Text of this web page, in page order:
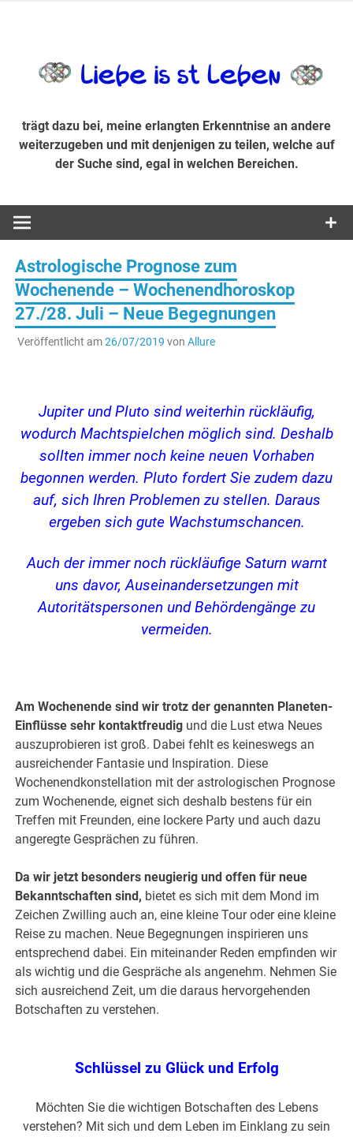
Suche sind, egal in welchen Bereichen.
trägt dazu bei, meine erlangten Erkenntnise an andere
weiterzugeben und mit denjenigen zu teilen, welche auf
der Suche sind, egal in welchen Bereichen.
Astrologische Prognose zum
Wochenende – Wochenendhoroskop
27./28. Juli – Neue Begegnungen
Veröffentlicht am26/07/2019 von Allure
Jupiter und Pluto sind weiterhin rückläufig,
wodurch Machtspielchen möglich sind. Deshalb
sollten immer noch keine neuen Vorhaben
begonnen werden. Pluto fordert Sie zudem dazu
auf, sich Ihren Problemen zu stellen. Daraus
ergeben sich gute Wachstumschancen.
Auch der immer noch rückläufige Saturn warnt
uns davor, Auseinandersetzungen mit
Autoritätspersonen und Behördengänge zu
vermeiden.
Am Wochenende sind wir trotz der genannten Planeten-
Einflüsse sehr kontaktfreudig und die Lust etwa Neues
auszuprobieren ist groß. Dabei fehlt es keineswegs an
ausreichender Fantasie und Inspiration. Diese
Wochenendkonstellation mit der astrologischen Prognose
zum Wochenende, eignet sich deshalb bestens für ein
Treffen mit Freunden, eine lockere Party und auch dazu
angeregte Gesprächen zu führen.
Da wir jetzt besonders neugierig und offen für neue
Bekanntschaften sind, bietet es sich mit dem Mond im
Zeichen Zwilling auch an, eine kleine Tour oder eine kleine
Reise zu machen. Neue Begegnungen inspirieren uns
entsprechend dabei. Ein miteinander Reden empfinden wir
als wichtig und die Gespräche als angenehm. Nehmen Sie
sich ausreichend Zeit, um die daraus hervorgehenden
Botschaften zu verstehen.
Schlüssel zu Glück und Erfolg
Möchten Sie die wichtigen Botschaften des Lebens
verstehen? Mit sich und dem Leben im Einklang zu sein